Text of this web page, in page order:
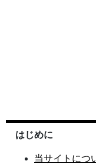
はじめに
当サイトにつ